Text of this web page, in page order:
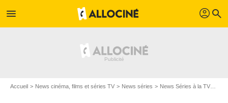
menu profil search
Accueil News cinéma, films et séries TV News séries News Séries à la TV